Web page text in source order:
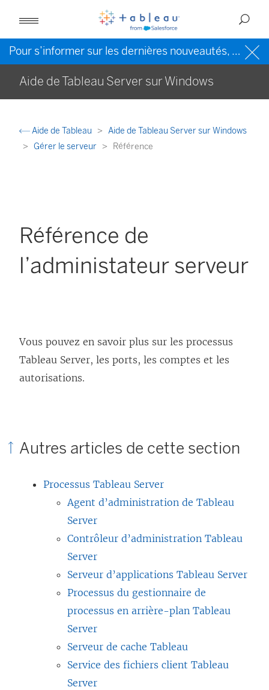
Pour s’informer sur les dernières nouveautés, veuillez consulter l’
Aide de Tableau Server sur Windows
Aide de Tableau
Aide de Tableau Server sur Windows
Gérer le serveur
Référence
Référence de
l’administateur serveur
Vous pouvez en savoir plus sur les processus
Tableau Server, les ports, les comptes et les
autorisations.
Autres articles de cette section
Processus Tableau Server
Agent d’administration de Tableau
Server
Contrôleur d’administration Tableau
Server
Serveur d’applications Tableau Server
Processus du gestionnaire de
processus en arrière-plan Tableau
Server
Serveur de cache Tableau
Service des fichiers client Tableau
Server